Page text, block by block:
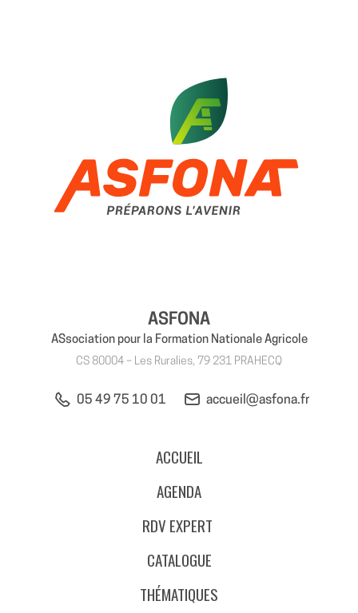
ASFONA
ASsociation pour la Formation Nationale Agricole
CS 80004 – Les Ruralies, 79 231 PRAHECQ
05 49 75 10 01 accueil@asfona.fr
ACCUEIL
AGENDA
RDV EXPERT
CATALOGUE
THÉMATIQUES